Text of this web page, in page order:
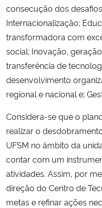
Ministério da Mulher, da Família e
Gabinete de Segurança
Advocacia-Geral da União
consecução dos
Internacionalização;
transformadora com
social; Inovação,
transferência de
desenvolvimento
regional e nacional e;
Considera-se que o
realizar o
UFSM no âmbito da
contar com um
atividades. Assim, por
direção do Centro de
metas e refinar ações